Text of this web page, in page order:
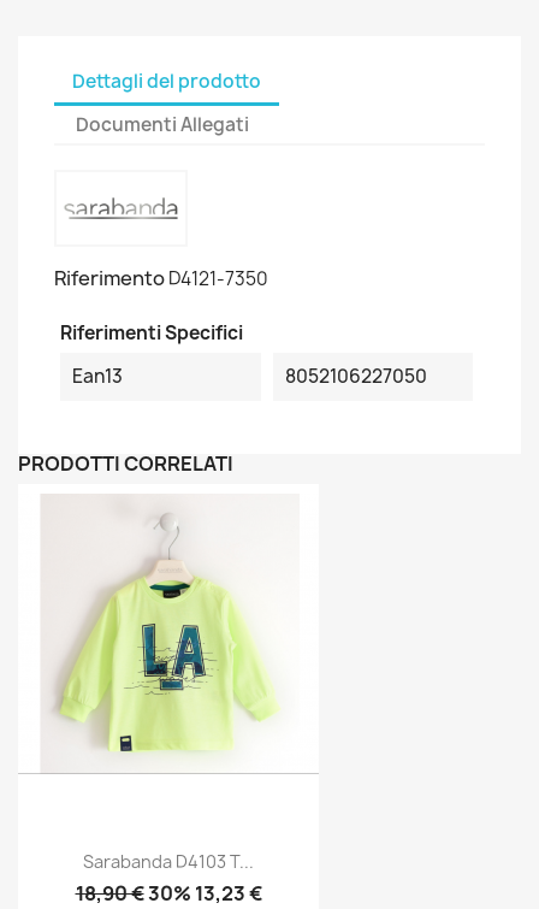
Dettagli del prodotto
Documenti Allegati
RiferimentoD4121-7350
Riferimenti Specifici
Ean13
8052106227050
PRODOTTI CORRELATI
Sarabanda D4103 T...
18,90 €30% 13,23 €